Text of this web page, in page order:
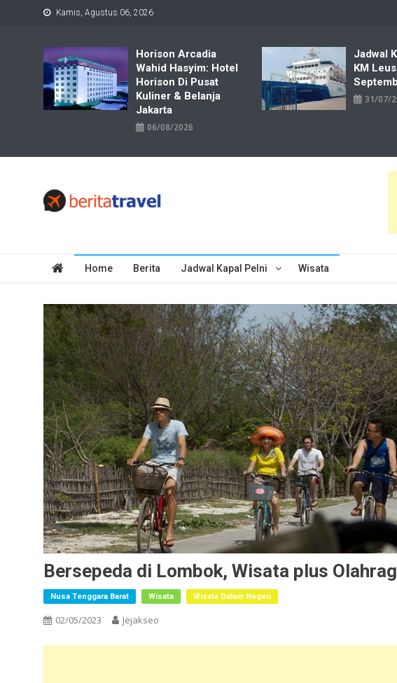
Kamis, Agustus 06, 2026
Horison Arcadia
Wahid Hasyim: Hotel
Horison Di Pusat
Kuliner & Belanja
Jakarta
06/08/2026
Jadwal
KM
31/07/
Home Berita Jadwal Kapal Pelni Wisata
Bersepeda di Lombok, Wisata plus
Nusa Tenggara Barat Wisata Wisata Dalam Negeri
02/05/2023 Jejakseo